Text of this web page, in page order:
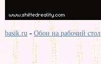
basik.ru - Обои на рабочий стол